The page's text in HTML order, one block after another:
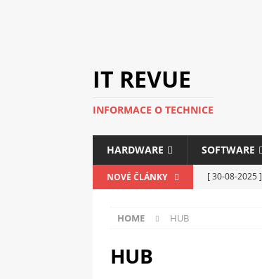
IT REVUE
INFORMACE O TECHNICE
HARDWARE SOFTWARE
NOVÉ ČLÁNKY [ 30-08-2025 ]
HOME HUB
HUB